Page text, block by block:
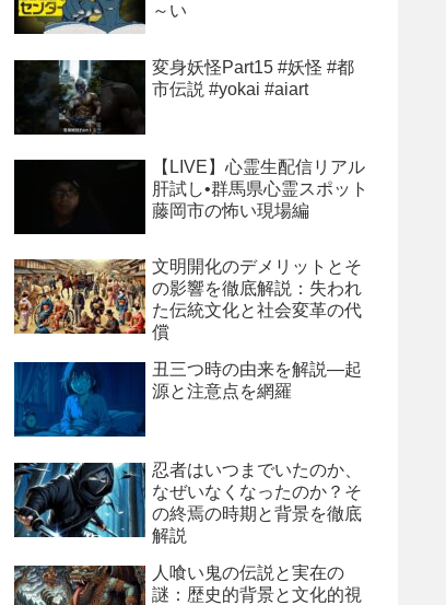
～い
変身妖怪Part15 #妖怪 #都
市伝説 #yokai #aiart
【LIVE】心霊生配信リアル
肝試し•群馬県心霊スポット
藤岡市の怖い現場編
文明開化のデメリットとそ
の影響を徹底解説：失われ
た伝統文化と社会変革の代
償
丑三つ時の由来を解説―起
源と注意点を網羅
忍者はいつまでいたのか、
なぜいなくなったのか？そ
の終焉の時期と背景を徹底
解説
人喰い鬼の伝説と実在の
謎：歴史的背景と文化的視